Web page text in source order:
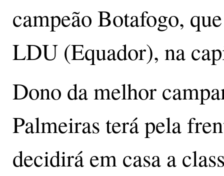
campeão Botafogo,
LDU (Equador), na
Dono da melhor
Palmeiras terá pela
decidirá em casa a